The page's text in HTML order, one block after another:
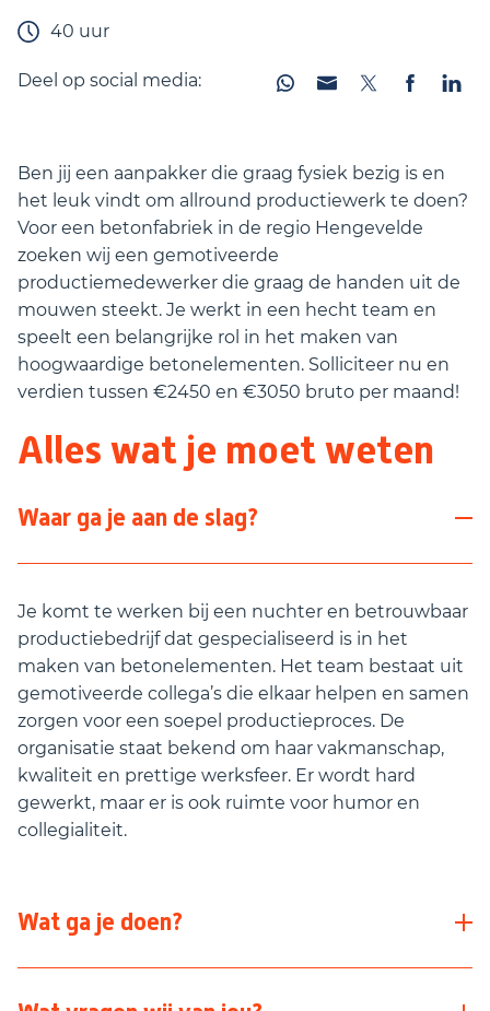
40 uur
Deel op social media:
Ben jij een aanpakker die graag fysiek bezig is en
het leuk vindt om allround productiewerk te doen?
Voor een betonfabriek in de regio Hengevelde
zoeken wij een gemotiveerde
productiemedewerker die graag de handen uit de
mouwen steekt. Je werkt in een hecht team en
speelt een belangrijke rol in het maken van
hoogwaardige betonelementen. Solliciteer nu en
verdien tussen €2450 en €3050 bruto per maand!
Alles wat je moet weten
Waar ga je aan de slag?
Je komt te werken bij een nuchter en betrouwbaar
productiebedrijf dat gespecialiseerd is in het
maken van betonelementen. Het team bestaat uit
gemotiveerde collega’s die elkaar helpen en samen
zorgen voor een soepel productieproces. De
organisatie staat bekend om haar vakmanschap,
kwaliteit en prettige werksfeer. Er wordt hard
gewerkt, maar er is ook ruimte voor humor en
collegialiteit.
Wat ga je doen?
Als productiemedewerker in deze betonfabriek